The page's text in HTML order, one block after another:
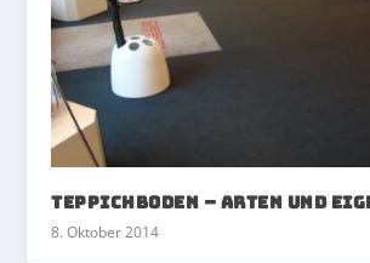
Teppichboden – Arten und
8. Oktober 2014